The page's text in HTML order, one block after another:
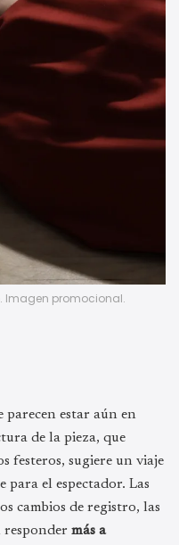
Imagen promocional.
parecen estar aún en
de la pieza, que
festeros, sugiere un viaje
para el espectador. Las
cambios de registro, las
responder más a